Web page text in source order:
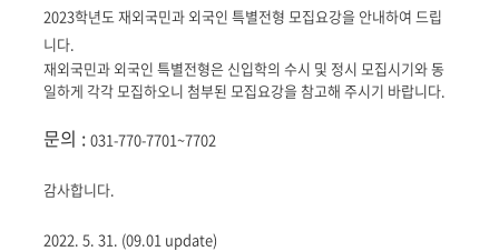
게
시
글
본
문
2023학년도 재외국민과 외국인 특별전형 모집요강을 안내하여 드립
니다.
재외국민과 외국인 특별전형은 신입학의 수시 및 정시 모집시기와 동
일하게 각각 모집하오니 첨부된 모집요강을 참고해 주시기 바랍니다.
문의 :031-770-7701~7702
감사합니다.
2022. 5. 31. (09.01 update)